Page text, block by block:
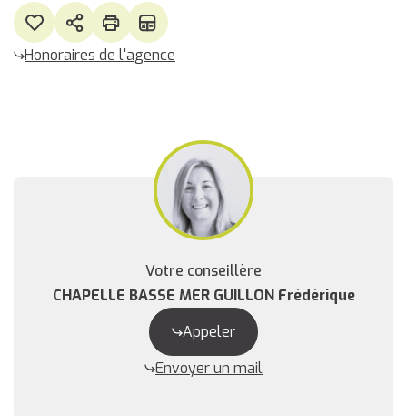
Honoraires de l'agence
Votre conseillère
CHAPELLE BASSE MER GUILLON Frédérique
Appeler
Envoyer un mail